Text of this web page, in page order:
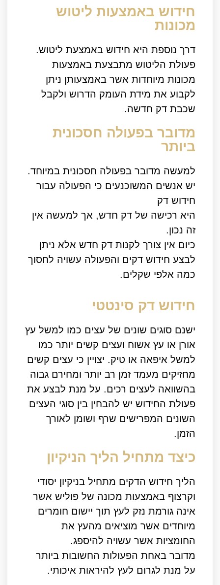
חידוש באמצעות ליטוש
מכונות
דרך נוספת היא חידוש באמצעת ליטוש.
פעולת הליטוש מתבצעת באמצעות
מכונות מיוחדות אשר באמצעותן ניתן
לקבוע את מידת העומק הדרוש ולקבל
שכבת דק חדשה.
מדובר בפעולה חסכונית
ביותר
למעשה מדובר בפעולה חסכונית במיוחד.
יש אנשים המשוכנעים כי הפעולה עבור
חידוש דק
היא רכישה של דק חדש, אך למעשה אין
זה נכון.
כיום אין צורך לקנות דק חדש אלא ניתן
לבצע חידוש דקים והפעולה עשויה לחסוך
כמה אלפי שקלים.
חידוש דק סינטטי
ישנם סוגים שונים של עצים כמו למשל עץ
אורן או עץ אשוח ועצים קשים יותר כמו
למשל איפאה או טיק. יצויין כי עצים קשים
מחזיקים מעמד זמן רב יותר ומחירם גבוה
בהשוואה לעצים רכים. על מנת לבצע את
פעולת החידוש יש להבחין בין סוגי העצים
השונים המפרישים שרף ושומן לאורך
הזמן.
כיצד מתחיל הליך הניקיון
הליך חידוש הדקים מתחיל בניקיון יסודי
וקרצוף באמצעות מכונה של פוליש אשר
אינה גורמת נזק לעץ תוך יישום חומרים
מיוחדים אשר מוציאים מהעץ את
החומציות אשר עשויה להיספג.
מדובר באחת הפעולות החשובות ביותר
על מנת לגרום לעץ להיראות איכותי.